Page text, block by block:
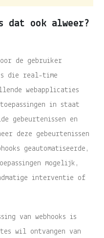
dat ook alweer?
de gebruiker
die real-time
webapplicaties
in staat
gebeurtenissen en
deze gebeurtenissen
geautomatiseerde,
mogelijk,
interventie of
van webhooks is
wil ontvangen van